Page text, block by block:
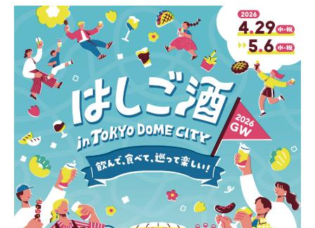
イベント
印刷見本
シルクスクリーン
無地素材
紙
本